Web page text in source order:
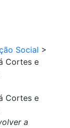
Social >
Cortes e
Cortes e
a